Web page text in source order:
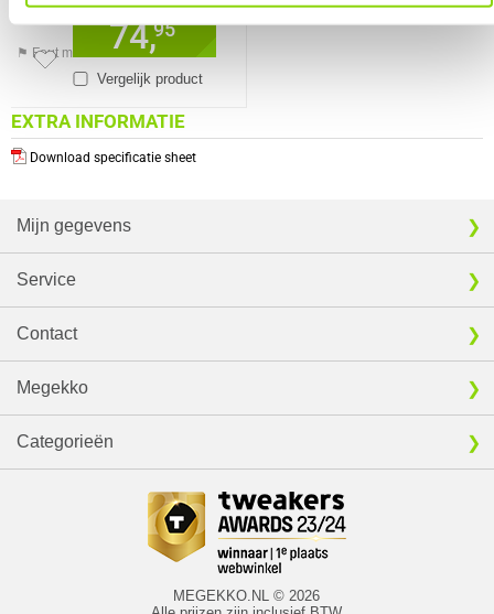
Verkrijgbaar sinds
Mei 2023
⚑ Fout melden
EXTRA INFORMATIE
Download specificatie sheet
Vergelijk product
74,95
Mijn gegevens
Service
Contact
Megekko
Categorieën
MEGEKKO.NL © 2026